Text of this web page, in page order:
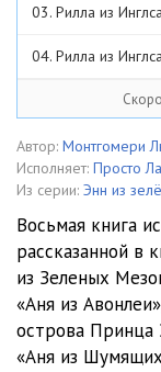
03. Рилла из
04. Рилла из
05. Рилла из
06. Рилла из
07. Рилла из
08. Рилла из
09. Рилла из
10. Рилла из
11. Рилла из
Автор: Монтгомери
Исполняет: Просто
Из серии: Энн из
Восьмая книга
рассказанной в
из Зеленых
«Аня из
острова Принца
«Аня из